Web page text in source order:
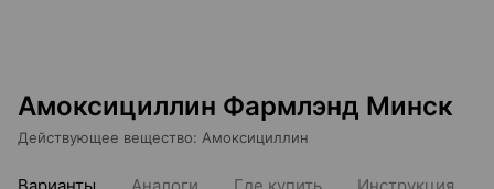
Амоксициллин Фармлэнд Минск
Действующее вещество: Амоксициллин